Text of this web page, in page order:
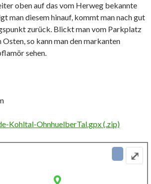
oben auf das vom Herweg bekannte
man diesem hinauf, kommt man nach gut
zurück. Blickt man vom Parkplatz
so kann man den markanten
sehen.
Kohltal-OhnhuelberTal.gpx (.zip)
⤢